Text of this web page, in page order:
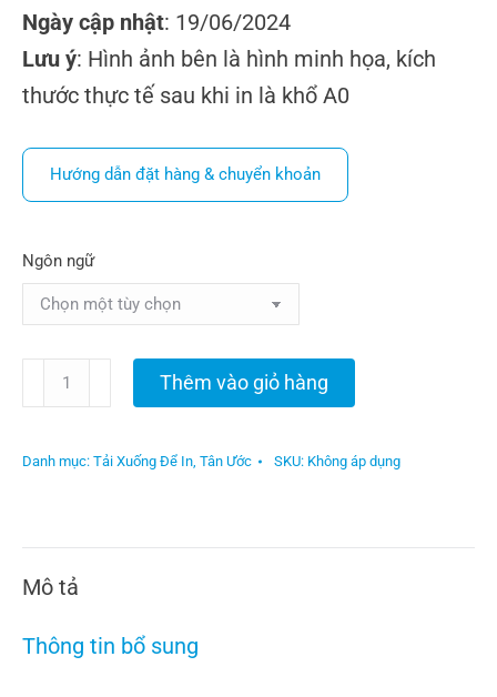
Ngày cập nhật: 19/06/2024
Lưu ý: Hình ảnh bên là hình minh họa, kích
thước thực tế sau khi in là khổ A0
Hướng dẫn đặt hàng & chuyển khoản
Ngôn ngữ
Thêm vào giỏ hàng
Danh mục: Tải Xuống Để In, Tân Ước SKU: Không áp dụng
Mô tả
Thông tin bổ sung